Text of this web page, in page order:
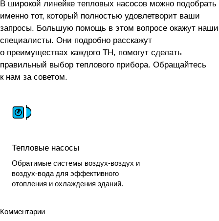
В широкой линейке тепловых насосов можно подобрать
именно тот, который полностью удовлетворит ваши
запросы. Большую помощь в этом вопросе окажут наши
специалисты. Они подробно расскажут
о преимуществах каждого ТН, помогут сделать
правильный выбор теплового прибора. Обращайтесь
к нам за советом.
Тепловые насосы
Обратимые системы воздух-воздух и
воздух-вода для эффективного
отопления и охлаждения зданий.
Комментарии